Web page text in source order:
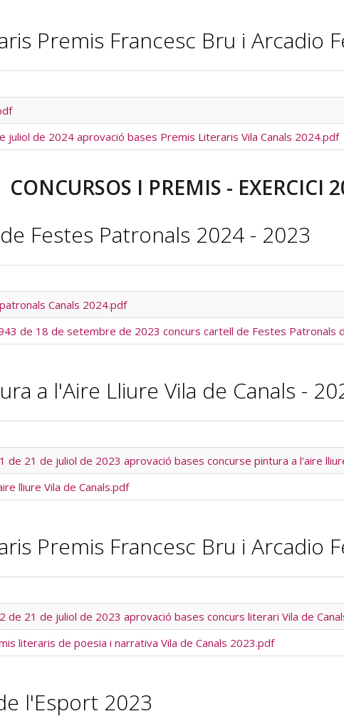
Premis Francesc Bru i Arcadio
juliol de 2024 aprovació bases Premis Literaris Vila Canals 2024.pdf
CONCURSOS I PREMIS - EXERCICI
Festes Patronals 2024 - 2023
Canals 2024.pdf
de 18 de setembre de 2023 concurs cartell de Festes Patronals
a l'Aire Lliure Vila de Canals -
de 21 de juliol de 2023 aprovació bases concurse pintura a l'aire
lliure Vila de Canals.pdf
Premis Francesc Bru i Arcadio
de 21 de juliol de 2023 aprovació bases concurs literari Vila de
literaris de poesia i narrativa Vila de Canals 2023.pdf
l'Esport 2023